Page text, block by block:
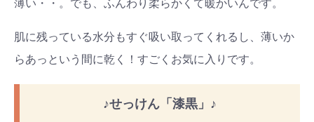
薄い・・。でも、ふんわり柔らかくて暖かいんです。
肌に残っている水分もすぐ吸い取ってくれるし、薄いか
らあっという間に乾く！すごくお気に入りです。
♪せっけん「漆黒」♪